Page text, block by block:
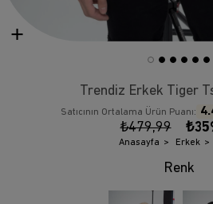
Trendiz Erkek Tiger
Satıcının Ortalama Ürün Puanı:
₺479,99
Anasayfa Erkek